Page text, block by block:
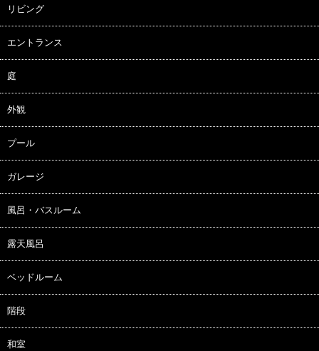
リビング
エントランス
庭
外観
プール
ガレージ
風呂・バスルーム
露天風呂
ベッドルーム
階段
和室